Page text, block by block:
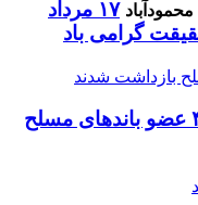
۱۷ مرداد
گرامی باد
۲۱ عامل موساد و ۴ عضو باند‌های مسلح